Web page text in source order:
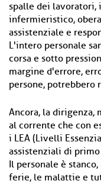
spalle dei lavoratori,
infermieristico,
assistenziale e
L'intero personale
corsa e sotto
margine d'errore,
persone, potrebbero
Ancora, la dirigenza,
al corrente che con
i LEA (Livelli
assistenziali di
Il personale è
ferie, le malattie e